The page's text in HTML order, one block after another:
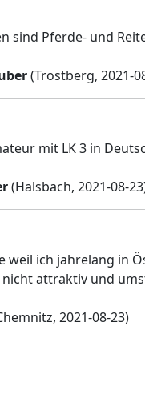
sind Pferde- und
(Trostberg, 2021-
mit LK 3 in
(Halsbach, 2021-08-
weil ich jahrelang in
attraktiv und
2021-08-23)